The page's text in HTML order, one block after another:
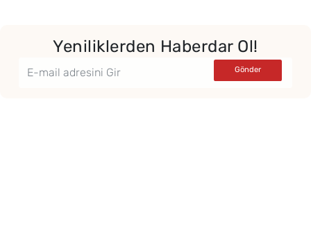
Yeniliklerden Haberdar Ol!